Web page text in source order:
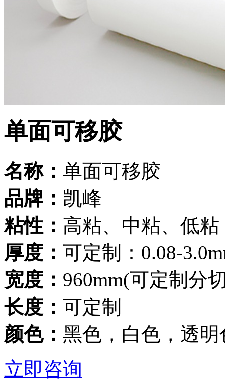
单面可移胶
名称： 单面可移胶
品牌： 凯峰
粘性： 高粘、中粘、低
厚度： 可定制：0.08-
宽度： 960mm(可定制分
长度： 可定制
颜色： 黑色，白色，透明
立即咨询